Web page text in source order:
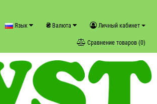
Личный кабинет
₴ Валюта
Язык
Сравнение товаров (0)